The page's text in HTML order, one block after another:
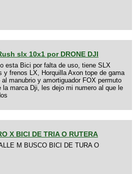
slx 10x1 por DRONE DJI
esta Bici por falta de uso, tiene SLX
y frenos LX, Horquilla Axon tope de gama
al manubrio y amortiguador FOX permuto
la marca Dji, les dejo mi numero al que le
X BICI DE TRIA O RUTERA
M BUSCO BICI DE TURA O